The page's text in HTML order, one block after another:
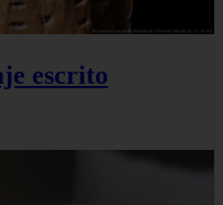
escrito